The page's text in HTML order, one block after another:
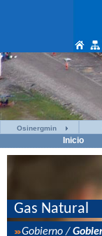
Osinergmin
Inicio